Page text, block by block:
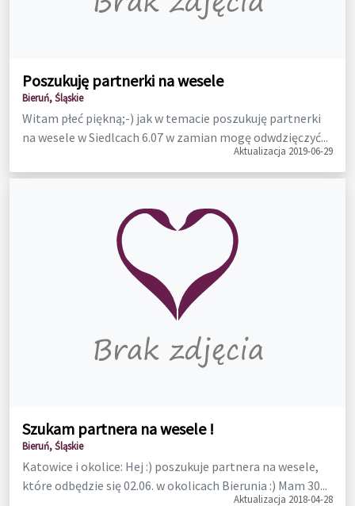
Poszukuję partnerki na wesele
Bieruń, Śląskie
Witam płeć piękną;-) jak w temacie poszukuję partnerki
na wesele w Siedlcach 6.07 w zamian mogę odwdzięczyć...
Aktualizacja 2019-06-29
Szukam partnera na wesele !
Bieruń, Śląskie
Katowice i okolice: Hej :) poszukuje partnera na wesele,
które odbędzie się 02.06. w okolicach Bierunia :) Mam 30...
Aktualizacja 2018-04-28